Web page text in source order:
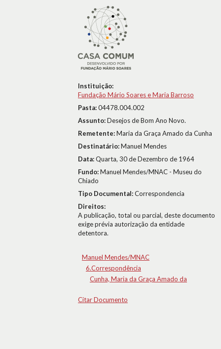
Instituição:
Fundação Mário Soares e Maria Barroso
Pasta:04478.004.002
Assunto:Desejos de Bom Ano Novo.
Remetente:Maria da Graça Amado da Cunha
Destinatário:Manuel Mendes
Data:Quarta, 30 de Dezembro de 1964
Fundo:Manuel Mendes/MNAC - Museu do
Chiado
Tipo Documental:Correspondencia
Direitos:
A publicação, total ou parcial, deste documento
exige prévia autorização da entidade
detentora.
Manuel Mendes/MNAC
6.Correspondência
Cunha, Maria da Graça Amado da
Citar Documento